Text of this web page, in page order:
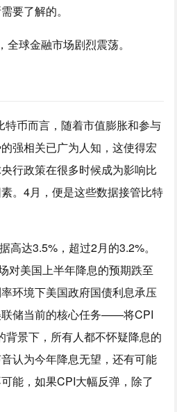
要了解的。
球金融市场剧烈震荡。
特币而言，随着市值膨胀和参与
强相关已广为人知，这使得宏
行政策在很多时候成为影响比
。4月，便是这些数据接管比特
高达3.5%，超过2月的3.2%。
对美国上半年降息的预期跌至
环境下美国政府国债利息承压
联储当前的核心任务——将CPI
背景下，所有人都不怀疑降息的
认为今年降息无望，还有可能
能，如果CPI大幅反弹，除了